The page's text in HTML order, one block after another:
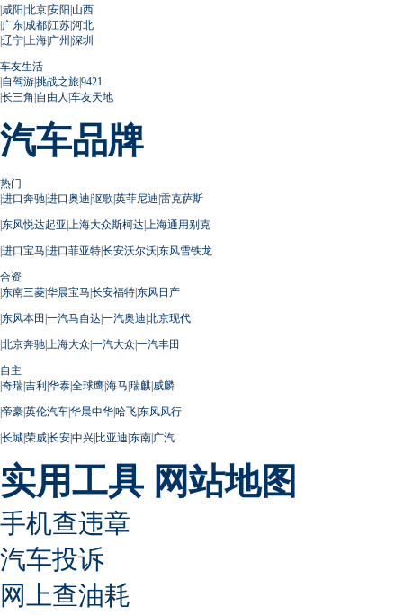
|咸阳|北京|安阳|山西
|广东|成都|江苏|河北
|辽宁| 上海|广州 |深圳
车友生活
|自驾游|挑战之旅|9421
|长三角 |自由人 |车友天地
汽车品牌
热门
|进口奔驰|进口奥迪|讴歌|英菲尼迪|雷克萨斯
|东风悦达起亚| 上海大众斯柯达| 上海通用别克
|进口宝马|进口菲亚特|长安沃尔沃|东风雪铁龙
合资
|东南三菱|华晨宝马|长安福特|东风日产
|东风本田 |一汽马自达|一汽奥迪|北京现代
|北京奔驰| 上海大众|一汽大众|一汽丰田
自主
|奇瑞|吉利|华泰|全球鹰|海马|瑞麒|威麟
|帝豪|英伦汽车|华晨中华|哈飞|东风风行
|长城|荣威|长安|中兴|比亚迪|东南|广汽
实用工具 网站地图
手机查违章
汽车投诉
网上查油耗